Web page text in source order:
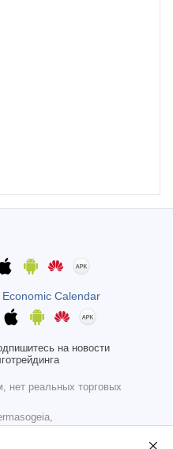
Economic Calendar
на новости
нет реальных торговых